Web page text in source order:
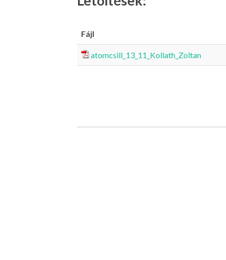
Fájl
atomcsill_13_11_Kollath_Zoltan